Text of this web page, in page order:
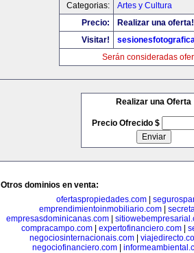
Categorias:
Artes y Cultura
Precio:
Realizar una oferta!
Visitar!
Serán consideradas
Realizar una Oferta
Precio Ofrecido $
Otros dominios en venta:
ofertaspropiedades.com|
emprendimientoinmobiliario.com|
empresasdominicanas.com|
compracampo.com| expertofinanciero.com|
negociosinternacionais.com
negociofinanciero.com